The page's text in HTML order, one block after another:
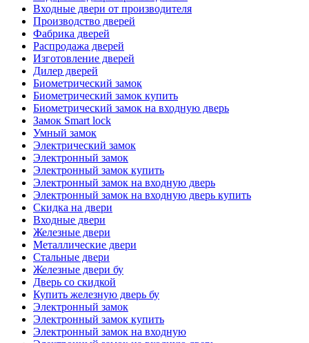
Входные двери от производителя
Производство дверей
Фабрика дверей
Распродажа дверей
Изготовление дверей
Дилер дверей
Биометрический замок
Биометрический замок купить
Биометрический замок на входную дверь
Замок Smart lock
Умный замок
Электрический замок
Электронный замок
Электронный замок купить
Электронный замок на входную дверь
Электронный замок на входную дверь купить
Скидка на двери
Входные двери
Железные двери
Металлические двери
Стальные двери
Железные двери бу
Дверь со скидкой
Купить железную дверь бу
Электронный замок
Электронный замок купить
Электронный замок на входную